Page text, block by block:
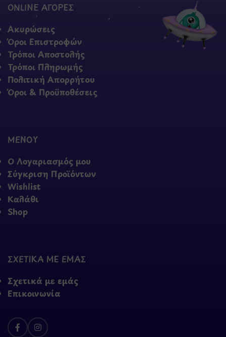
ONLINE ΑΓΟΡΕΣ
Ακυρώσεις
Όροι Επιστροφών
Τρόποι Αποστολής
Τρόποι Πληρωμής
Πολιτική Απορρήτου
Όροι & Προϋποθέσεις
ΜΕΝΟΥ
Ο Λογαριασμός μου
Σύγκριση Προϊόντων
Wishlist
Καλάθι
Shop
ΣΧΕΤΙΚΑ ΜΕ ΕΜΑΣ
Σχετικά με εμάς
Επικοινωνία